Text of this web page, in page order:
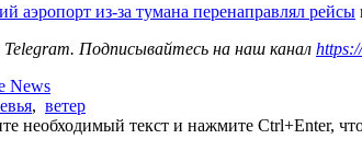
аэропорт из-за тумана перенаправлял рейсы
Telegram. Подписывайтесь на наш канал
News
, ветер
необходимый текст и нажмите Ctrl+Enter,